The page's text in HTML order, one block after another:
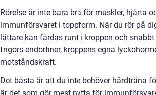
Rörelse är inte bara bra för muskler, hjärta
immunförsvaret i toppform. När du rör på
lättare kan färdas runt i kroppen och
frigörs endorfiner, kroppens egna
motståndskraft.
Det bästa är att du inte behöver hårdträna
är det som gör mest nytta för